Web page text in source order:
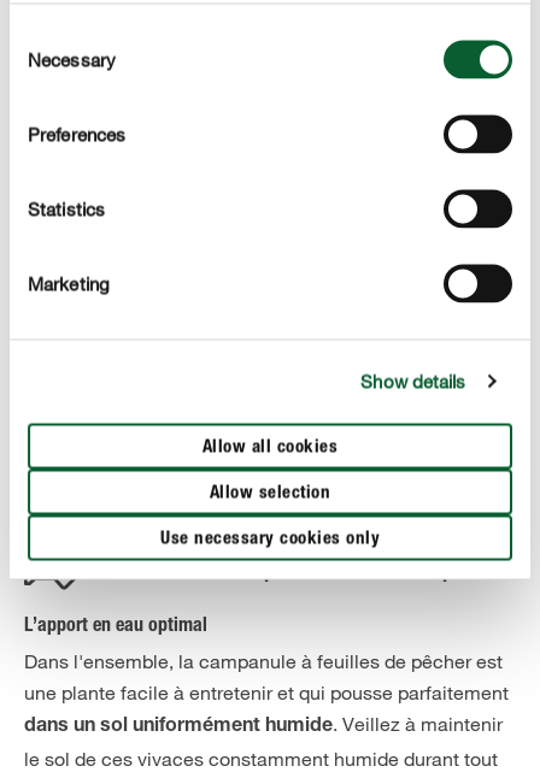
Selection
Necessary
Preferences
Statistics
Marketing
Show details
Allow all cookies
Allow selection
Use necessary cookies only
les saints de glace
. Plantez les campanules à feuilles
trois à cinq plantes
distance d'environ 30
. Si la plante se plaît à
son emplacement, elle se propage par stolons entre les
autres plantes et attire ainsi sur elle tous les regards.
Si vous plantez vos campanules à feuilles de pêcher
, l’idéal est d'utiliser du Terreau pour plantes de
éléments fournit des nutriments à la plante pendant
intégré stocke l'eau et la restitue à la plante en fonction
de ses besoins.
ENTRETENIR CORRECTEMENT
L’apport en eau optimal
Dans l'ensemble, la campanule à feuilles de pêcher est
une plante facile à entretenir et qui pousse parfaitement
dans un sol uniformément humide. Veillez à maintenir
le sol de ces vivaces constamment humide durant tout